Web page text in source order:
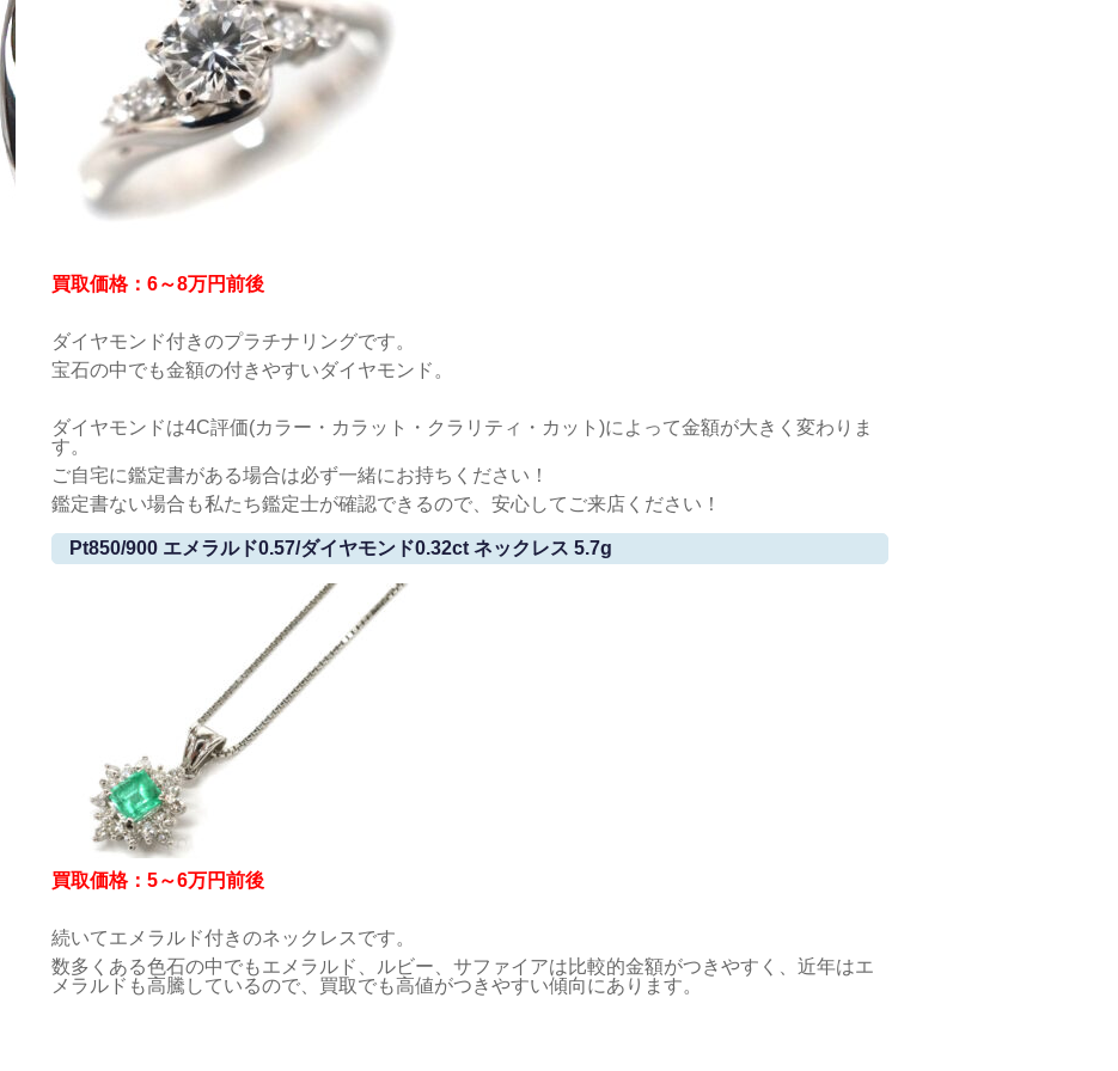
買取価格：6～8万円前後
ダイヤモンド付きのプラチナリングです。
宝石の中でも金額の付きやすいダイヤモンド。
ダイヤモンドは4C評価(カラー・カラット・クラリティ・カット)によって金額が大きく変わりま
す。
ご自宅に鑑定書がある場合は必ず一緒にお持ちください！
鑑定書ない場合も私たち鑑定士が確認できるので、安心してご来店ください！
Pt850/900 エメラルド0.57/ダイヤモンド0.32ct ネックレス 5.7g
買取価格：5～6万円前後
続いてエメラルド付きのネックレスです。
数多くある色石の中でもエメラルド、ルビー、サファイアは比較的金額がつきやすく、近年はエ
メラルドも高騰しているので、買取でも高値がつきやすい傾向にあります。